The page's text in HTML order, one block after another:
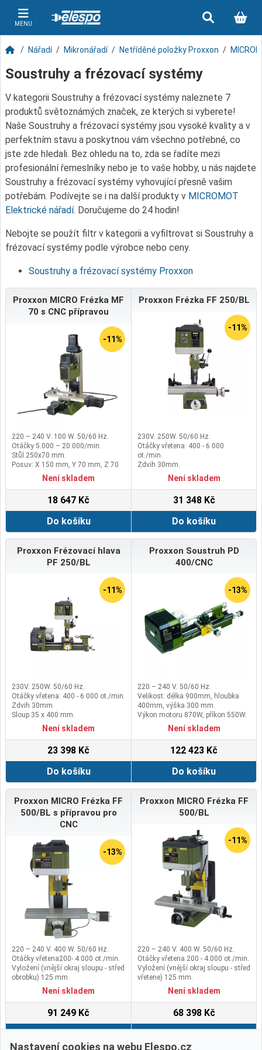
MENU
Nářadí Mikronářadí Netříděné položky Proxxon
Soustruhy a frézovací systémy
V kategorii Soustruhy a frézovací systémy naleznete 7
produktů světoznámých značek, ze kterých si vyberete!
Naše Soustruhy a frézovací systémy jsou vysoké kvality a v
perfektním stavu a poskytnou vám všechno potřebné, co
jste zde hledali. Bez ohledu na to, zda se řadíte mezi
profesionální řemeslníky nebo je to vaše hobby, u nás najdete
Soustruhy a frézovací systémy vyhovující přesně vašim
potřebám. Podívejte se i na další produkty v MICROMOT
Elektrické nářadí. Doručujeme do 24 hodin!
Nebojte se použít filtr v kategorii a vyfiltrovat si Soustruhy a
frézovací systémy podle výrobce nebo ceny.
Soustruhy a frézovací systémy Proxxon
Proxxon MICRO Frézka MF
70 s CNC přípravou
-11%
220 – 240 V. 100 W. 50/60 Hz.
Otáčky 5.000 – 20.000/min.
Stůl 250x70 mm.
Posuv: X 150 mm, Y 70 mm, Z 70
Není skladem
18 647 Kč
Do košíku
Proxxon Frézka FF 250/BL
-11%
230V. 250W. 50/60 Hz.
Otáčky vřetena: 400 - 6 000
ot./min.
Zdvih 30mm.
Sloup 35 x 400 mm.
Není skladem
31 348 Kč
Do košíku
Proxxon Frézovací hlava
PF 250/BL
-11%
230V. 250W. 50/60 Hz.
Otáčky vřetena: 400 - 6 000 ot./min.
Zdvih 30mm.
Sloup 35 x 400 mm.
Není skladem
23 398 Kč
Do košíku
Proxxon Soustruh PD
400/CNC
-13%
220 – 240 V. 50/60 Hz.
Velikost: délka 900mm, hloubka
400mm, výška 300 mm.
Výkon motoru 870W, příkon 550W.
Pohon vřetene osy X:
Kuličkové&nbsp;vřeteno s 2,0 mm
krokový motor s 1,8 A a 50Ncm,
vzdálenost 70mm.
Není skladem
122 423 Kč
Do košíku
Proxxon MICRO Frézka FF
500/BL s přípravou pro
CNC
-13%
220 – 240 V. 400 W. 50/60 Hz.
Otáčky vřetena200- 4.000 ot./min.
Vyložení (vnější okraj sloupu - střed
obrobku) 125 mm.
Zdvih pinoly 30 mm.
Není skladem
91 249 Kč
Proxxon MICRO Frézka FF
500/BL
-11%
220 – 240 V. 400 W. 50/60 Hz.
Otáčky vřetena 200 - 4.000 ot./min.
Vyložení (vnější okraj sloupu - střed
vřetene) 125 mm.
Zdvih pinoly 30 mm.
Není skladem
68 398 Kč
Nastavení cookies na webu Elespo.cz